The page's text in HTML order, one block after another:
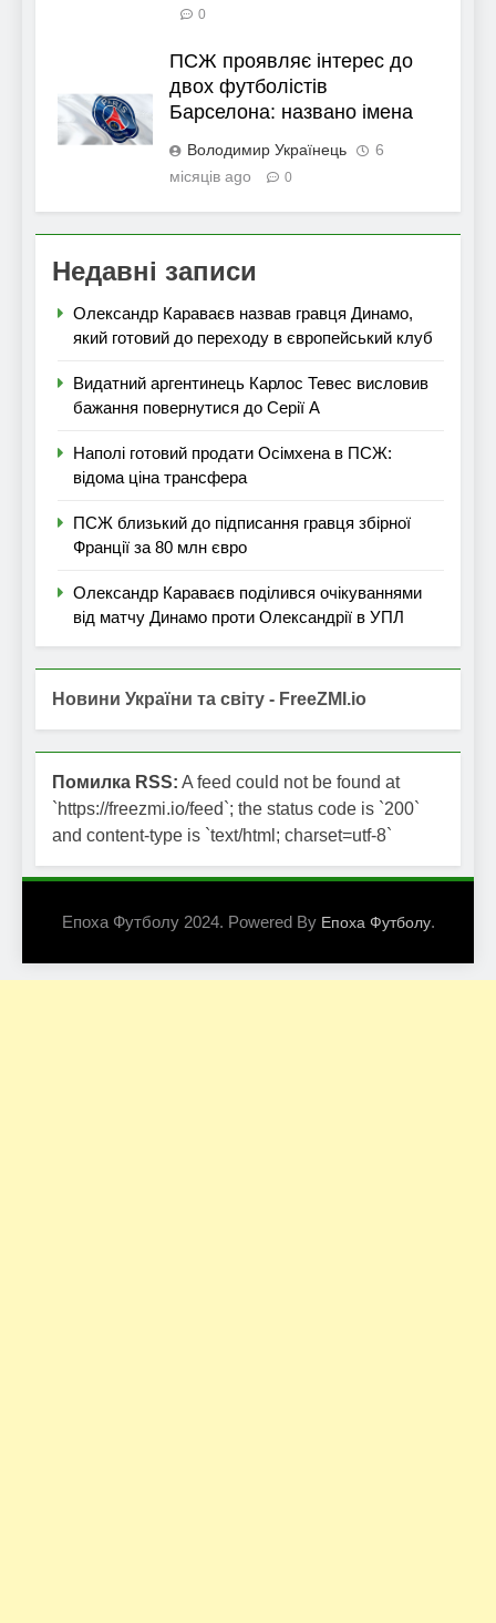
0
ПСЖ проявляє інтерес до
двох футболістів
Барселона: названо імена
Володимир Українець
6
місяців ago
0
Недавні записи
Олександр Караваєв назвав гравця Динамо,
який готовий до переходу в європейський клуб
Видатний аргентинець Карлос Тевес висловив
бажання повернутися до Серії А
Наполі готовий продати Осімхена в ПСЖ:
відома ціна трансфера
ПСЖ близький до підписання гравця збірної
Франції за 80 млн євро
Олександр Караваєв поділився очікуваннями
від матчу Динамо проти Олександрії в УПЛ
Новини України та світу - FreeZMI.io
Помилка RSS: A feed could not be found at
`https://freezmi.io/feed`; the status code is `200`
and content-type is `text/html; charset=utf-8`
Епоха Футболу 2024. Powered By Епоха Футболу.